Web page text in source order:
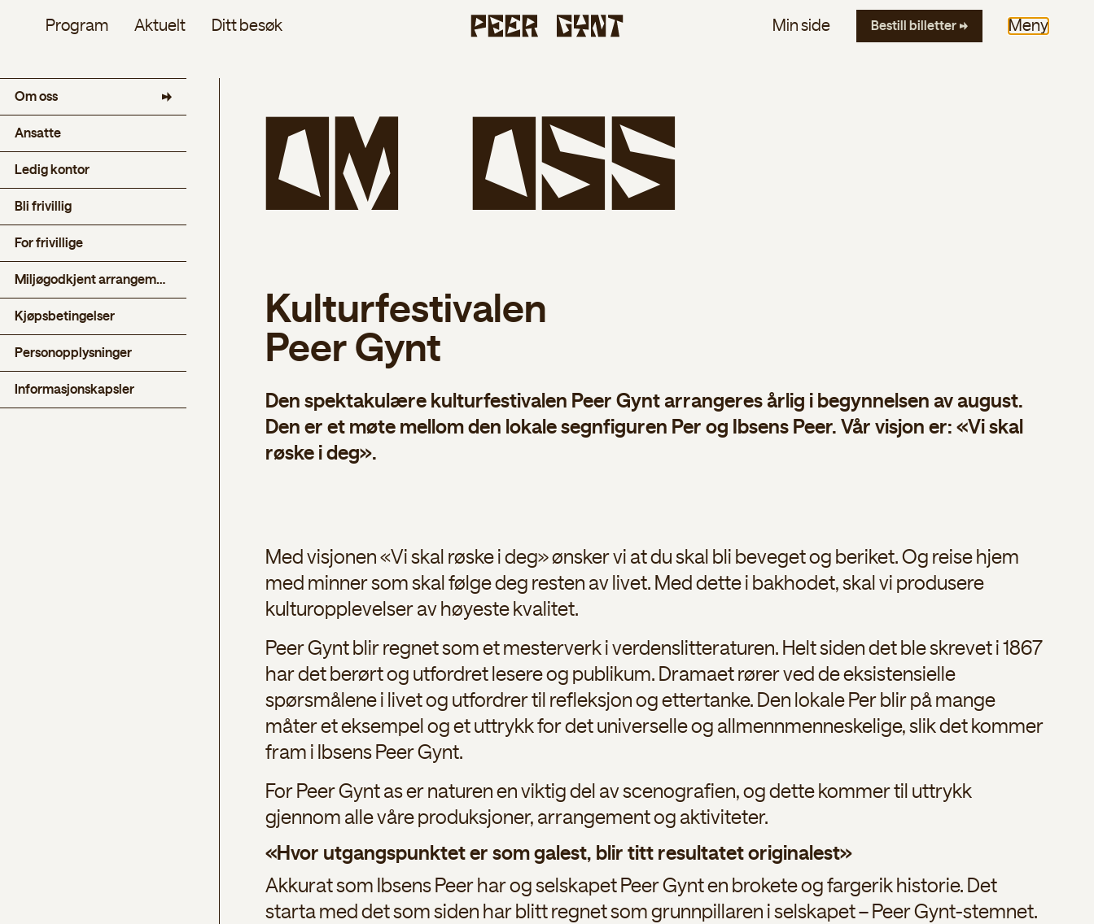
Program Aktuelt Ditt besøk Min side Bestill billetter Meny
Om oss
Ansatte
Ledig kontor
Bli frivillig
For frivillige
Miljøgodkjent arrangement
Kjøpsbetingelser
Person­opplysninger
Informasjonskapsler
O m oss
Kulturfestivalen
Peer Gynt
Den spektakulære kulturfestivalen Peer Gynt arrangeres årlig i begynnelsen av august.
Den er et møte mellom den lokale segnfiguren Per og Ibsens Peer. Vår visjon er: «Vi skal
røske i deg».
Med visjonen «Vi skal røske i deg» ønsker vi at du skal bli beveget og beriket. Og reise hjem
med minner som skal følge deg resten av livet. Med dette i bakhodet, skal vi produsere
kulturopplevelser av høyeste kvalitet.
Peer Gynt blir regnet som et mesterverk i verdenslitteraturen. Helt siden det ble skrevet i 1867
har det berørt og utfordret lesere og publikum. Dramaet rører ved de eksistensielle
spørsmålene i livet og utfordrer til refleksjon og ettertanke. Den lokale Per blir på mange
måter et eksempel og et uttrykk for det universelle og allmennmenneskelige, slik det kommer
fram i Ibsens Peer Gynt.
For Peer Gynt as er naturen en viktig del av scenografien, og dette kommer til uttrykk
gjennom alle våre produksjoner, arrangement og aktiviteter.
«Hvor utgangspunktet er som galest, blir titt resultatet originalest»
Akkurat som Ibsens Peer har og selskapet Peer Gynt en brokete og fargerik historie. Det
starta med det som siden har blitt regnet som grunnpillaren i selskapet – Peer Gynt-stemnet.